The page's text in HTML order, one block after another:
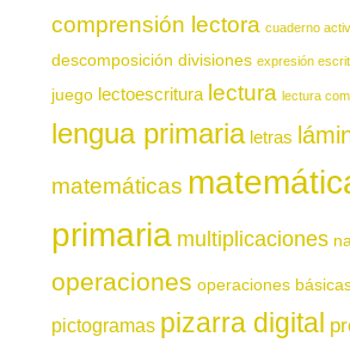
comprensión lectora cuaderno
descomposición divisiones expresión
juego lectoescritura lectura lectura
lengua primaria letras
matemáticas
primaria multiplicaciones
operaciones operaciones
pictogramas pizarra digital